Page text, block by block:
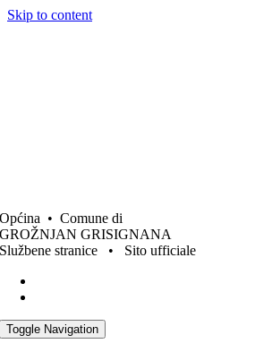
Skip to content
Općina • Comune di
GROŽNJAN GRISIGNANA
Službene stranice • Sito ufficiale
Toggle Navigation